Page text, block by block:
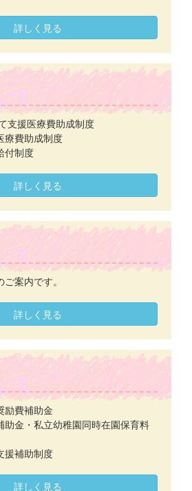
詳しく見る
支援医療費助成制度
費助成制度
付制度
詳しく見る
案内です。
詳しく見る
費補助金
金・私立幼稚園同時在園保育料
補助制度
詳しく見る